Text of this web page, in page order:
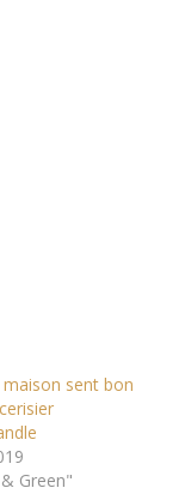
sent bon
Green"